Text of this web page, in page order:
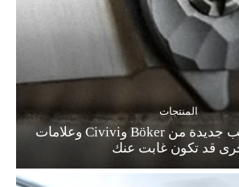
المنتجات
ستة سكاكين جيب جديدة من Böker وCivivi وعلامات
قد تكون غابت عنك